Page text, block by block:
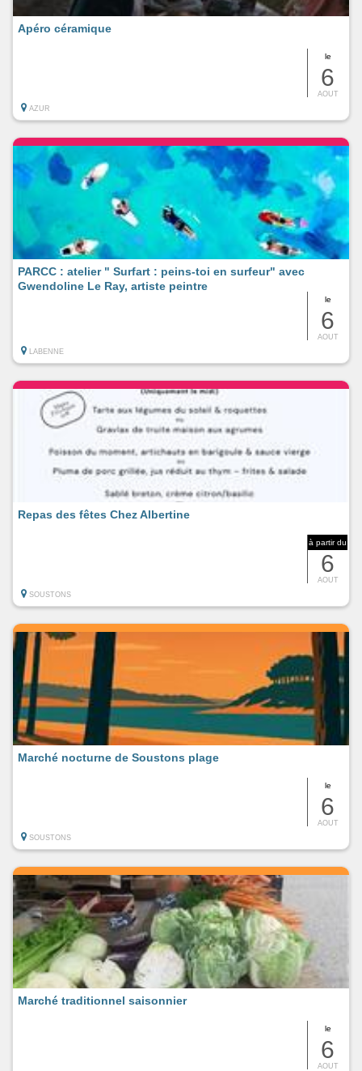
le
6
AOUT
Apéro céramique
AZUR
le
6
AOUT
PARCC : atelier " Surfart : peins-toi en surfeur" avec
Gwendoline Le Ray, artiste peintre
LABENNE
à partir du
6
AOUT
Repas des fêtes Chez Albertine
SOUSTONS
le
6
AOUT
Marché nocturne de Soustons plage
SOUSTONS
le
6
AOUT
Marché traditionnel saisonnier